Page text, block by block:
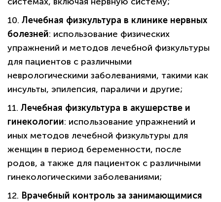
10. Лечебная физкультура в клинике нервных
болезней: использование физических
упражнений и методов лечебной физкультуры
для пациентов с различными
неврологическими заболеваниями, такими как
инсульты, эпилепсия, параличи и другие;
11. Лечебная физкультура в акушерстве и
гинекологии: использование упражнений и
иных методов лечебной физкультуры для
женщин в период беременности, после
родов, а также для пациенток с различными
гинекологическими заболеваниями;
12. Врачебный контроль за занимающимися